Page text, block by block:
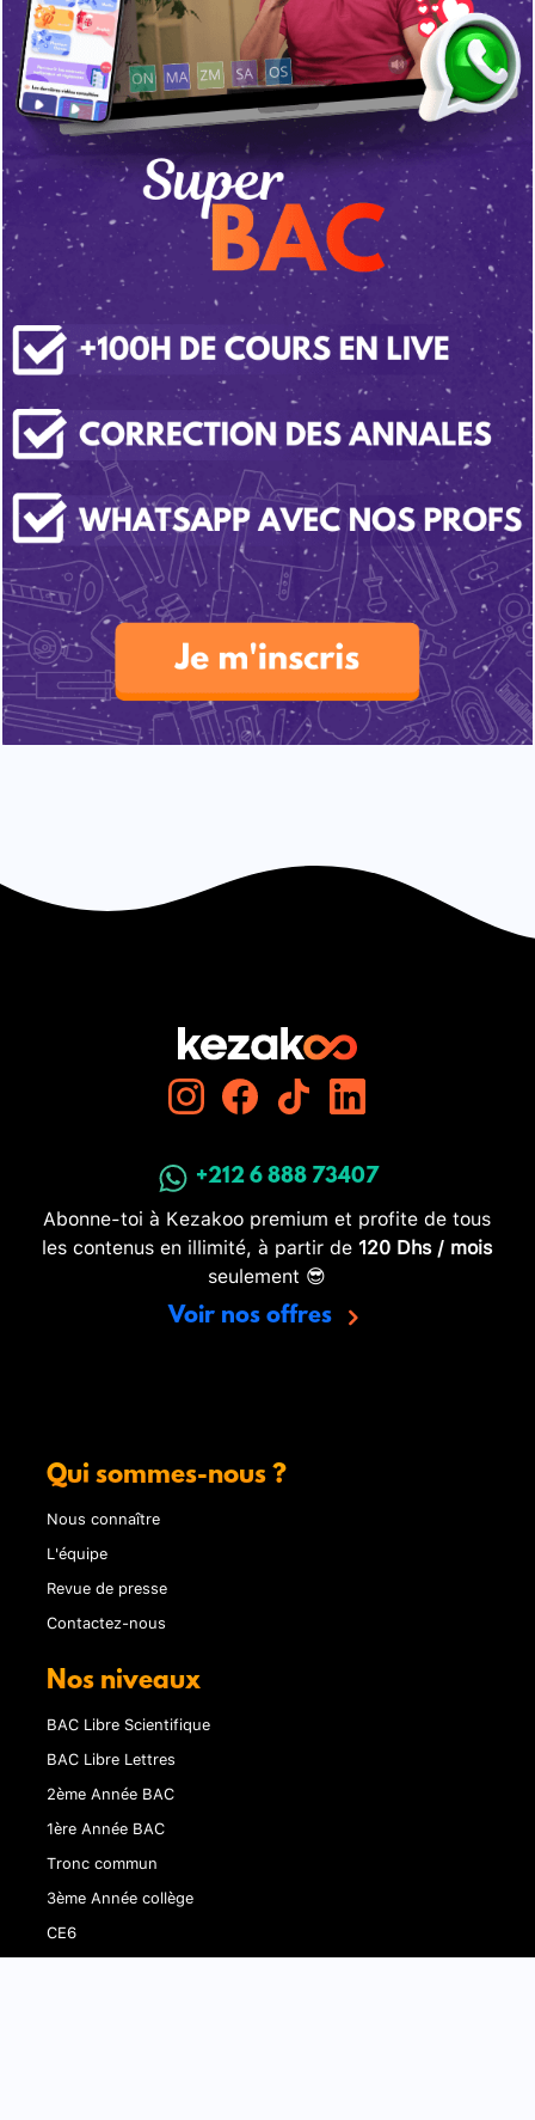
+212 6 888 73407
Abonne-toi à Kezakoo premium et profite de tous
les contenus en illimité, à partir de 120 Dhs / mois
seulement 😎
Voir nos offres
Qui sommes-nous ?
Nous connaître
L'équipe
Revue de presse
Contactez-nous
Nos niveaux
BAC Libre Scientifique
BAC Libre Lettres
2ème Année BAC
1ère Année BAC
Tronc commun
3ème Année collège
CE6